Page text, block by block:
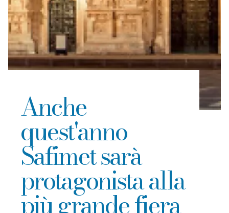
Anche
quest'anno
Safimet sarà
protagonista alla
più grande fiera